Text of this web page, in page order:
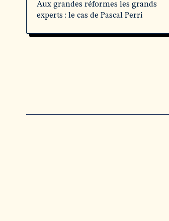
Aux grandes réformes les grands
experts : le cas de Pascal Perri